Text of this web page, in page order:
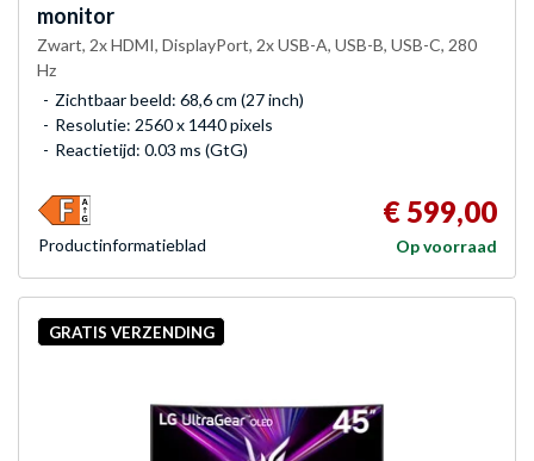
monitor
Zwart, 2x HDMI, DisplayPort, 2x USB-A, USB-B, USB-C, 280
Hz
Zichtbaar beeld: 68,6 cm (27 inch)
Resolutie: 2560 x 1440 pixels
Reactietijd: 0.03 ms (GtG)
€ 599,00
Op voorraad
Product­informatieblad
GRATIS VERZENDING